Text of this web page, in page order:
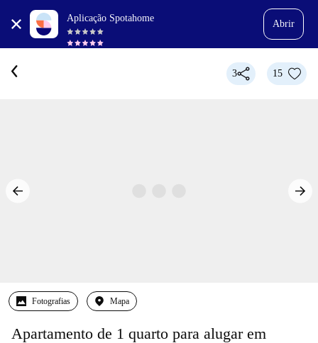
Aplicação Spotahome
Abrir
3 15
Fotografias Mapa
Apartamento de 1 quarto para alugar em